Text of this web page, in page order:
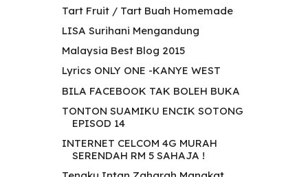
Tart Fruit / Tart Buah Homemade
LISA Surihani Mengandung
Malaysia Best Blog 2015
Lyrics ONLY ONE -KANYE WEST
BILA FACEBOOK TAK BOLEH BUKA
TONTON SUAMIKU ENCIK SOTONG
EPISOD 14
INTERNET CELCOM 4G MURAH
SERENDAH RM 5 SAHAJA !